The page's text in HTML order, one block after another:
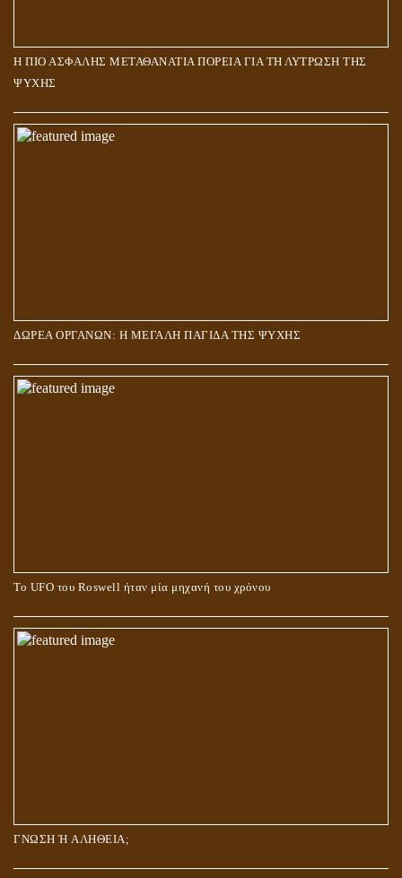
Η ΠΙΟ ΑΣΦΑΛΗΣ ΜΕΤΑΘΑΝΑΤΙΑ ΠΟΡΕΙΑ ΓΙΑ ΤΗ ΛΥΤΡΩΣΗ ΤΗΣ
ΨΥΧΗΣ
ΔΩΡΕΑ ΟΡΓΑΝΩΝ: Η ΜΕΓΑΛΗ ΠΑΓΙΔΑ ΤΗΣ ΨΥΧΗΣ
Το UFO του Roswell ήταν μία μηχανή του χρόνου
ΓΝΩΣΗ Ή ΑΛΗΘΕΙΑ;